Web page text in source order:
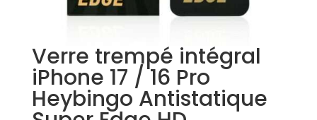
Verre trempé intégral
iPhone 17 / 16 Pro
Heybingo Antistatique